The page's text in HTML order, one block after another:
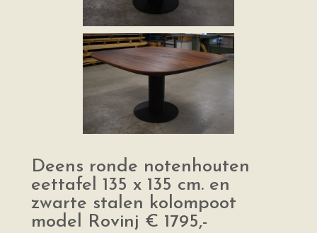
Deens ronde notenhouten
eettafel 135 x 135 cm. en
zwarte stalen kolompoot
model Rovinj € 1795,-